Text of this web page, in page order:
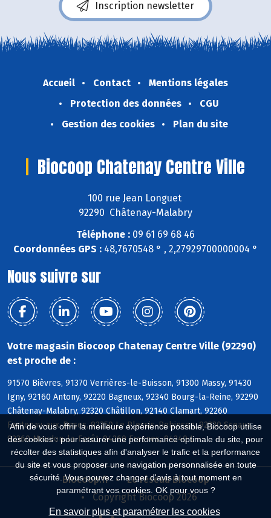
Afin de vous offrir la meilleure expérience possible, Biocoop utilise
des cookies : pour assurer une performance optimale du site, pour
récolter des statistiques afin d'analyser le trafic et la performance
du site et vous proposer une navigation personnalisée en toute
sécurité. Vous pouvez changer d'avis à tout moment en
paramétrant vos cookies. OK pour vous ?
En savoir plus et paramétrer les cookies
Inscription newsletter
Accueil Contact
Mentions légales
Protection des données
CGU
Gestion des cookies
Plan du site
Biocoop Chatenay Centre Ville
100 rue Jean Longuet
92290 Châtenay-Malabry
Téléphone : 09 61 69 68 46
Coordonnées GPS : 48,7670548 ° , 2,27929700000004 °
Nous suivre sur
Votre magasin Biocoop Chatenay Centre Ville (92290)
est proche de :
91570 Bièvres, 91370 Verrières-le-Buisson, 91300 Massy, 91430
Igny, 92160 Antony, 92220 Bagneux, 92340 Bourg-la-Reine, 92290
Châtenay-Malabry, 92320 Châtillon, 92140 Clamart, 92260
Fontenay-aux-Roses, 92350 Le Plessis-Robinson, 92330 Sceaux,
92360 Meudon-la-Forêt, 94260 Fresnes, 94240 L
Biocoop.fr
Le réseau Biocoop
Copyright Biocoop 2026